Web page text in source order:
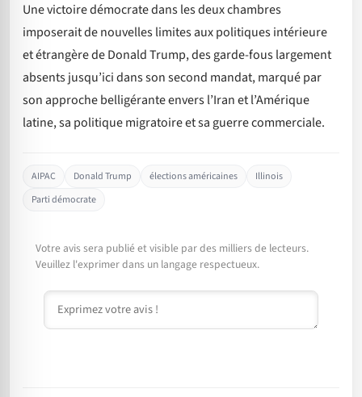
Une victoire démocrate dans les deux chambres
imposerait de nouvelles limites aux politiques intérieure
et étrangère de Donald Trump, des garde-fous largement
absents jusqu’ici dans son second mandat, marqué par
son approche belligérante envers l’Iran et l’Amérique
latine, sa politique migratoire et sa guerre commerciale.
AIPAC Donald Trump élections américaines
Illinois
Parti démocrate
Votre avis sera publié et visible par des milliers de lecteurs.
Veuillez l'exprimer dans un langage respectueux.
Commentaire